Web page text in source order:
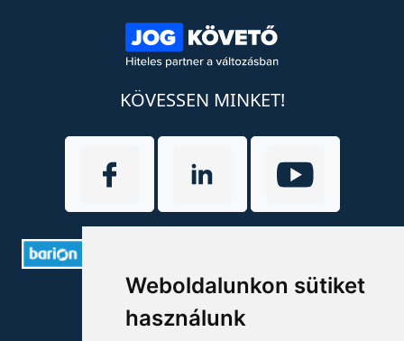
Weboldalunkon sütiket
használunk
KÖVESSEN MINKET!
ELÉRHETŐSÉGEK